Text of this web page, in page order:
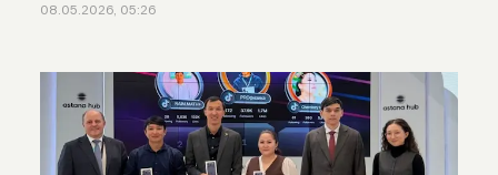
08.05.2026, 05:26